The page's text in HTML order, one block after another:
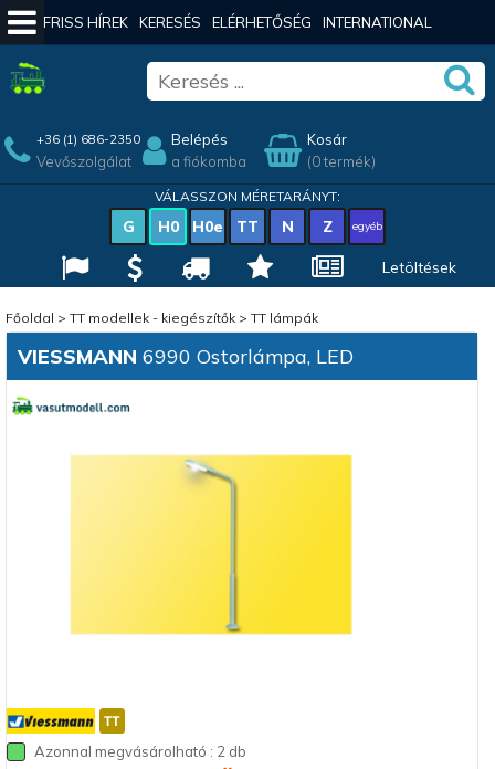
FRISS HÍREK KERESÉS ELÉRHETŐSÉG INTERNATIONAL
+36 (1) 686-2350
Vevőszolgálat
Belépés
a fiókomba
Kosár
(0 termék)
VÁLASSZON MÉRETARÁNYT:
G H0 H0e TT N Z egyéb
Letöltések
Főoldal > TT modellek - kiegészítők> TT lámpák
VIESSMANN 6990 Ostorlámpa, LED
Azonnal megvásárolható : 2 db